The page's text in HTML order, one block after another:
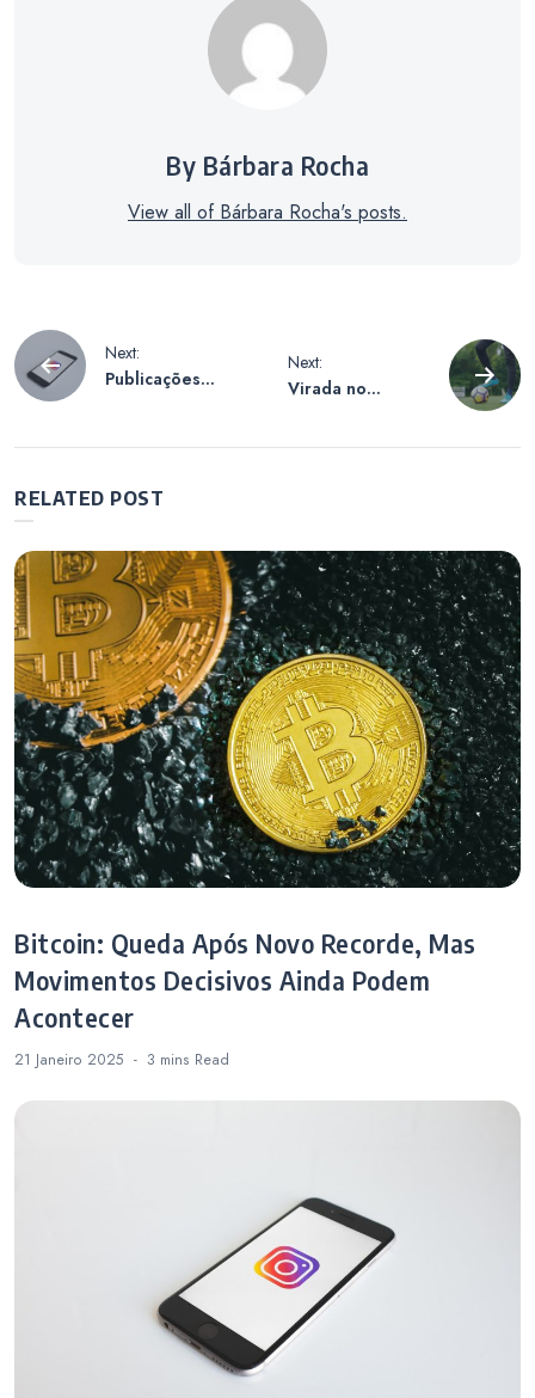
By Bárbara Rocha
View all of Bárbara Rocha's posts.
Navegação
de
artigos
Next:
Publicações
postar em duas
tempo
Next:
Virada no
RELATED POST
Bitcoin: Queda Após Novo Recorde, Mas
Movimentos Decisivos Ainda Podem
Acontecer
21 Janeiro 2025 3 mins Read